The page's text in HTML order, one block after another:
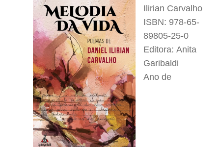
Ilirian Carvalho
ISBN: 978-65-
89805-25-0
Editora: Anita
Garibaldi
Ano de